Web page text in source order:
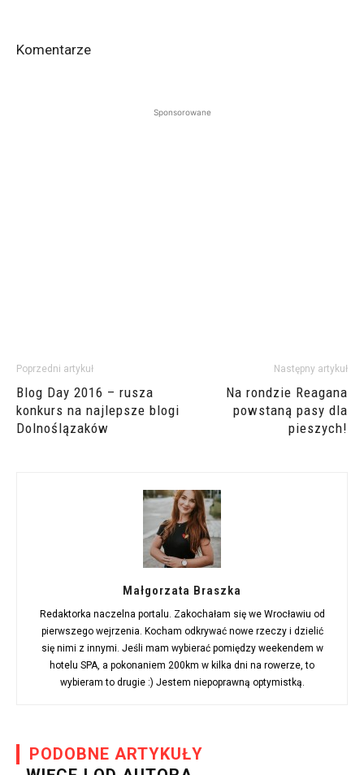
Komentarze
Sponsorowane
Poprzedni artykuł
Blog Day 2016 – rusza
konkurs na najlepsze blogi
Dolnoślązaków
Następny artykuł
Na rondzie Reagana
powstaną pasy dla
pieszych!
Małgorzata Braszka
Redaktorka naczelna portalu. Zakochałam się we Wrocławiu od
pierwszego wejrzenia. Kocham odkrywać nowe rzeczy i dzielić
się nimi z innymi. Jeśli mam wybierać pomiędzy weekendem w
hotelu SPA, a pokonaniem 200km w kilka dni na rowerze, to
wybieram to drugie :) Jestem niepoprawną optymistką.
PODOBNE ARTYKUŁY